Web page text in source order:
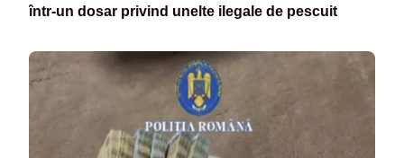
într-un dosar privind unelte ilegale de pescuit